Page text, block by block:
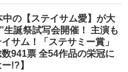
中の【ステイサム愛】が大
生誕祭試写会開催！ 主演も
サム！「ステサミー賞」
941票 全54作品の栄冠に
!?】